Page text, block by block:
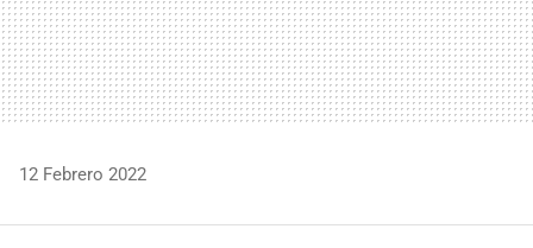
12 Febrero 2022